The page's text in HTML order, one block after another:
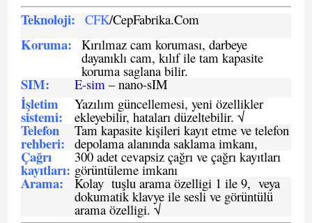
Teknoloji: CFK/CepFabrika.Com
Koruma: Kırılmaz cam koruması, darbeye
dayanıklı cam, kılıf ile tam kapasite
koruma saglana bilir.
SIM: E-sim – nano-sIM
İşletim
sistemi:
Yazılım güncellemesi, yeni özellikler
ekleyebilir, hataları düzeltebilir. √
Telefon
rehberi:
Tam kapasite kişileri kayıt etme ve telefon
depolama alanında saklama imkanı,
Çağrı
kayıtları:
300 adet cevapsiz çağrı ve çağrı kayıtları
görüntüleme imkanı
Arama: Kolay tuşlu arama özelligi 1 ile 9, veya
dokumatik klavye ile sesli ve görüntülü
arama özelligi. √